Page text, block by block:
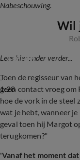
Nabeschouwing.
Wil
Lees hieronder verder...
1:28
Liefde
Toen de regisseur van
geen contact vroeg
hoe de vork in de steel
wat je hebt, wanneer
geval toen hij Margot
terugkomen?"
'Vanaf het moment